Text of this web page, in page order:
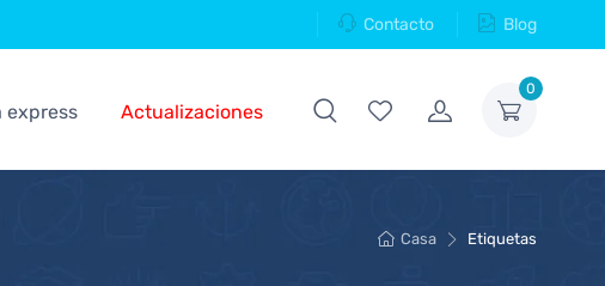
Contacto Blog
0
express Actualizaciones
Casa Etiquetas